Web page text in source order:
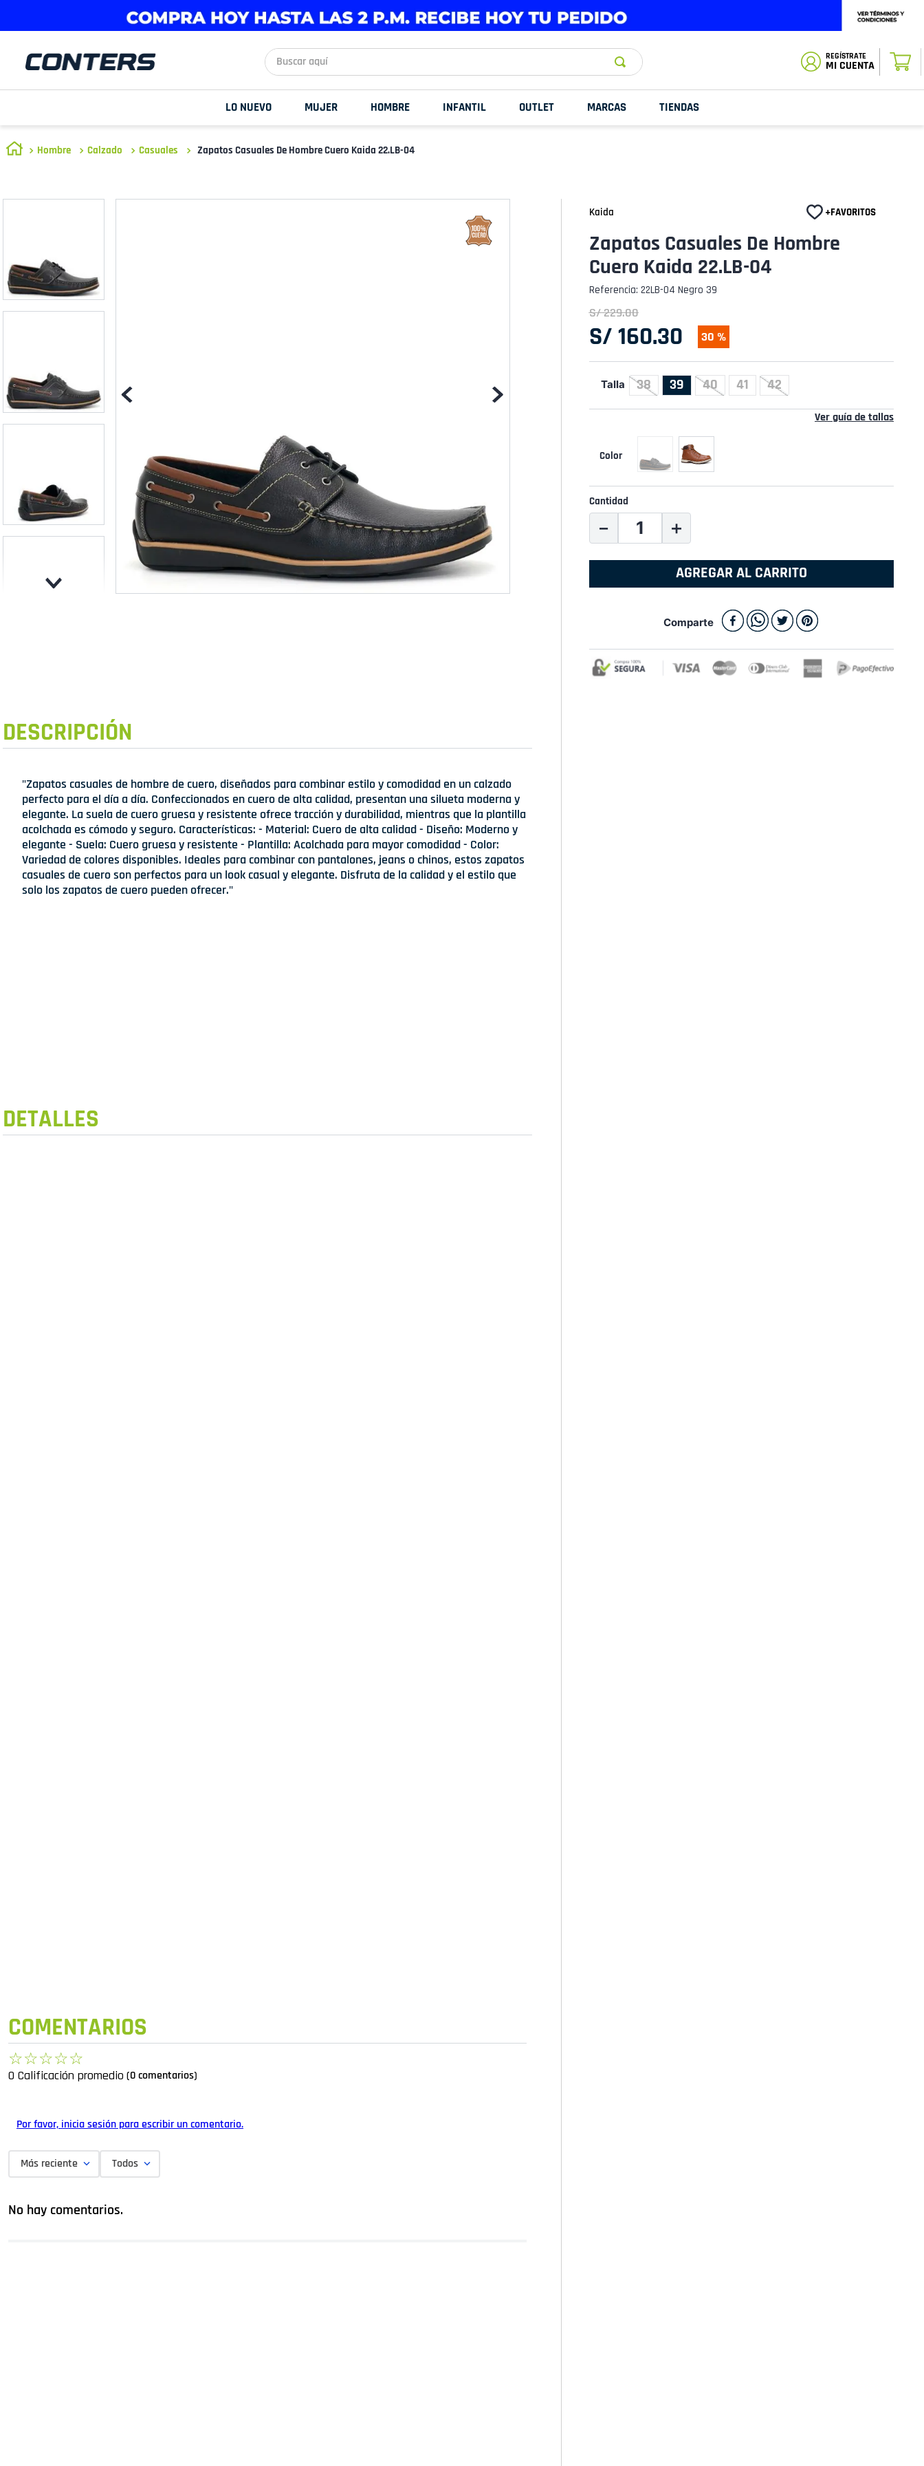
Buscar aquí
MI CUENTA
LO NUEVO MUJER HOMBRE INFANTIL OUTLET MARCAS TIENDAS
Hombre Calzado Casuales Zapatos Casuales De Hombre Cuero Kaida 22.LB-04
DESCRIPCIÓN
"Zapatos casuales de hombre de cuero, diseñados para combinar estilo y comodidad en un calzado
perfecto para el día a día. Confeccionados en cuero de alta calidad, presentan una silueta moderna y
elegante. La suela de cuero gruesa y resistente ofrece tracción y durabilidad, mientras que la plantilla
acolchada es cómodo y seguro. Características: - Material: Cuero de alta calidad - Diseño: Moderno y
elegante - Suela: Cuero gruesa y resistente - Plantilla: Acolchada para mayor comodidad - Color:
Variedad de colores disponibles. Ideales para combinar con pantalones, jeans o chinos, estos zapatos
casuales de cuero son perfectos para un look casual y elegante. Disfruta de la calidad y el estilo que
solo los zapatos de cuero pueden ofrecer."
DETALLES
COMENTARIOS
☆☆☆☆☆
0 Calificación promedio (0 comentarios)
Por favor, inicia sesión para escribir un comentario.
Más reciente Todos
No hay comentarios.
Kaida
Zapatos Casuales De Hombre
Cuero Kaida 22.LB-04
Referencia: 22LB-04 Negro 39
S/229.00
S/ 160.30 30 %
Talla 38 39 40 41 42
Ver guía de tallas
Cantidad
＋
－
AGREGAR AL CARRITO
Comparte